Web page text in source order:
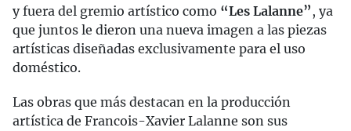
y fuera del gremio artístico como “Les Lalanne” , ya
que juntos le dieron una nueva imagen a las piezas
artísticas diseñadas exclusivamente para el uso
doméstico.
Las obras que más destacan en la producción
artística de Francois-Xavier Lalanne son sus